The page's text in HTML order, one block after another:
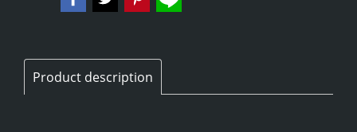
Product description